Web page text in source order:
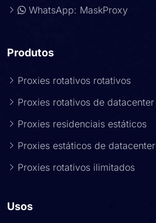
WhatsApp: MaskProxy
Produtos
Proxies rotativos rotativos
Proxies rotativos de datacenter
Proxies residenciais estáticos
Proxies estáticos de datacenter
Proxies rotativos ilimitados
Usos